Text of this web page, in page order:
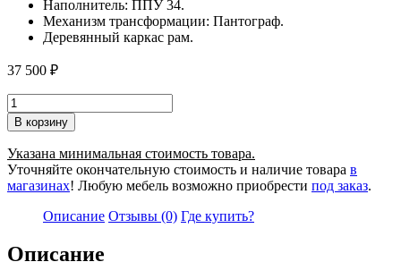
Наполнитель: ППУ 34.
Механизм трансформации: Пантограф.
Деревянный каркас рам.
37 500 ₽
Количество
товара
Диван
Римини
прямой
в
ткани
В корзину
Указана минимальная стоимость товара.
Уточняйте окончательную стоимость и наличие товара в
магазинах! Любую мебель возможно приобрести под заказ.
Описание Отзывы (0) Где купить?
Описание